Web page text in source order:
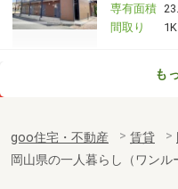
専有面積
間取り
1K
専有面積
間取り
1K
も
goo住宅・不動産 賃貸
岡山県の一人暮らし（ワン